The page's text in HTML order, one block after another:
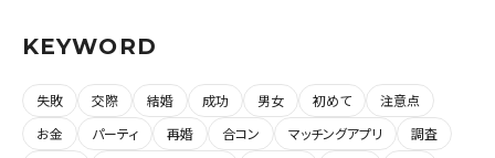
KEYWORD
失敗 交際 結婚 成功 男女 初めて
注意点
お金
パーティ 再婚 合コン マッチングアプリ
調査